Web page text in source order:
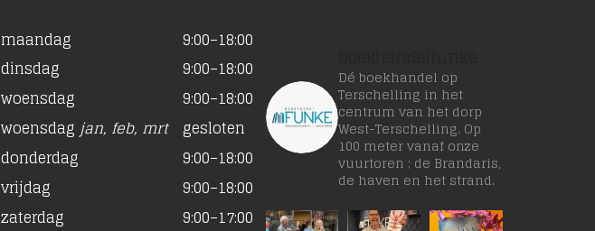
maandag
9:00–18:00
dinsdag
9:00–18:00
woensdag
9:00–18:00
woensdag jan, feb, mrt
gesloten
donderdag
9:00–18:00
vrijdag
9:00–18:00
zaterdag
9:00–17:00
Dé boekhandel op
Terschelling in het
centrum van het dorp
West-Terschelling. Op
100 meter vanaf onze
vuurtoren ; de Brandaris,
de haven en het strand.